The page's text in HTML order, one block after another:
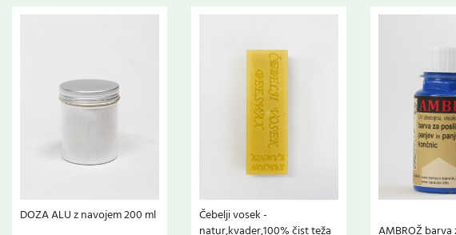
DOZA ALU z navojem 200 ml
Čebelji vosek -
natur,kvader,100% čist teža
AMBROŽ